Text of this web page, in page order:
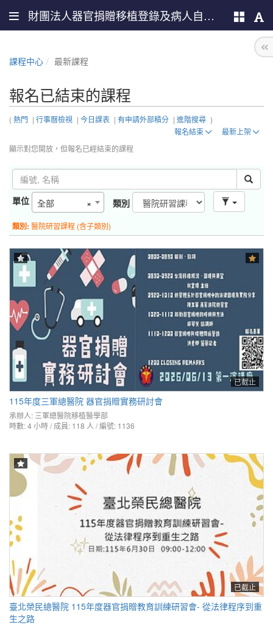
財團法人器官捐贈移植登錄及病人自主推廣中心
課程中心 最新課程
報名已結束的課程
(熱門 | 行事曆檢視 | 今日課表 | 有申請外部積分 | 進階搜尋 )
報名結束
最新上架
顯示對您開放，但報名已經結束的課程
單位 ×
全部 類別
類別: 醫院研習課程 (含子類別)
已截止
115年度三軍總醫院 器官捐贈實務研討會
承辦人: 三軍總醫院移植醫學部
時數: 4 小時 / 成員: 118 人 / 編號: 1136
已截止
臺北榮民總醫院 115年度器官捐贈教育訓練研習會- 從法律程序到重
生之路